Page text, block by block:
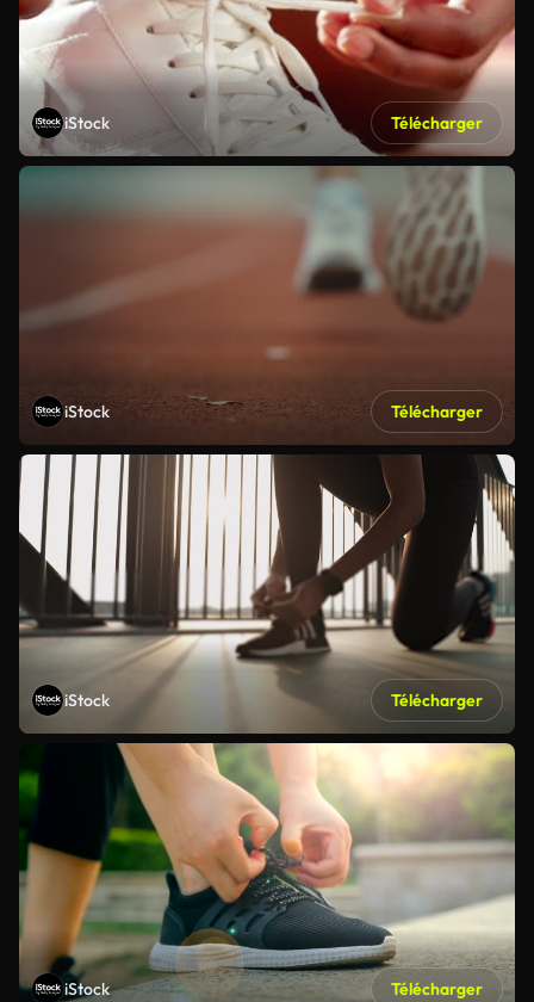
iStock Télécharger
iStock Télécharger
iStock Télécharger
iStock Télécharger